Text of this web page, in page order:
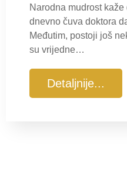
Narodna mudrost
dnevno čuva doktora
Međutim, postoji još
su vrijedne…
Detaljnije...